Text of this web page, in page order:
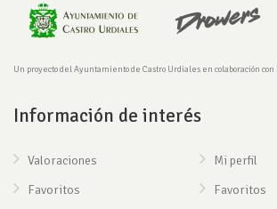
Un proyecto del Ayuntamiento de Castro Urdiales en colaboración con
Información de interés
Valoraciones
Favoritos
Mi perfil
Favoritos